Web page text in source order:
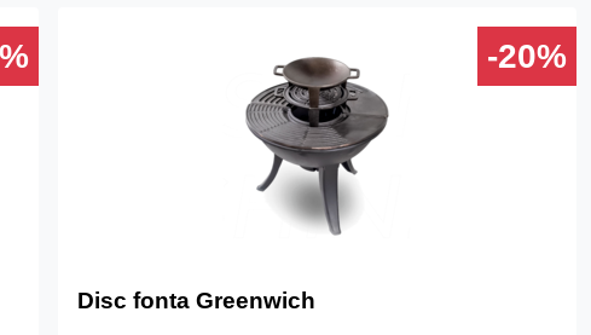
-20%
Disc fonta Greenwich